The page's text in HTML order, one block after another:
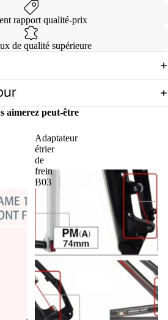
rapport qualité-prix
de qualité supérieure
aimerez peut-être
Adaptateur
étrier
de
frein
B03